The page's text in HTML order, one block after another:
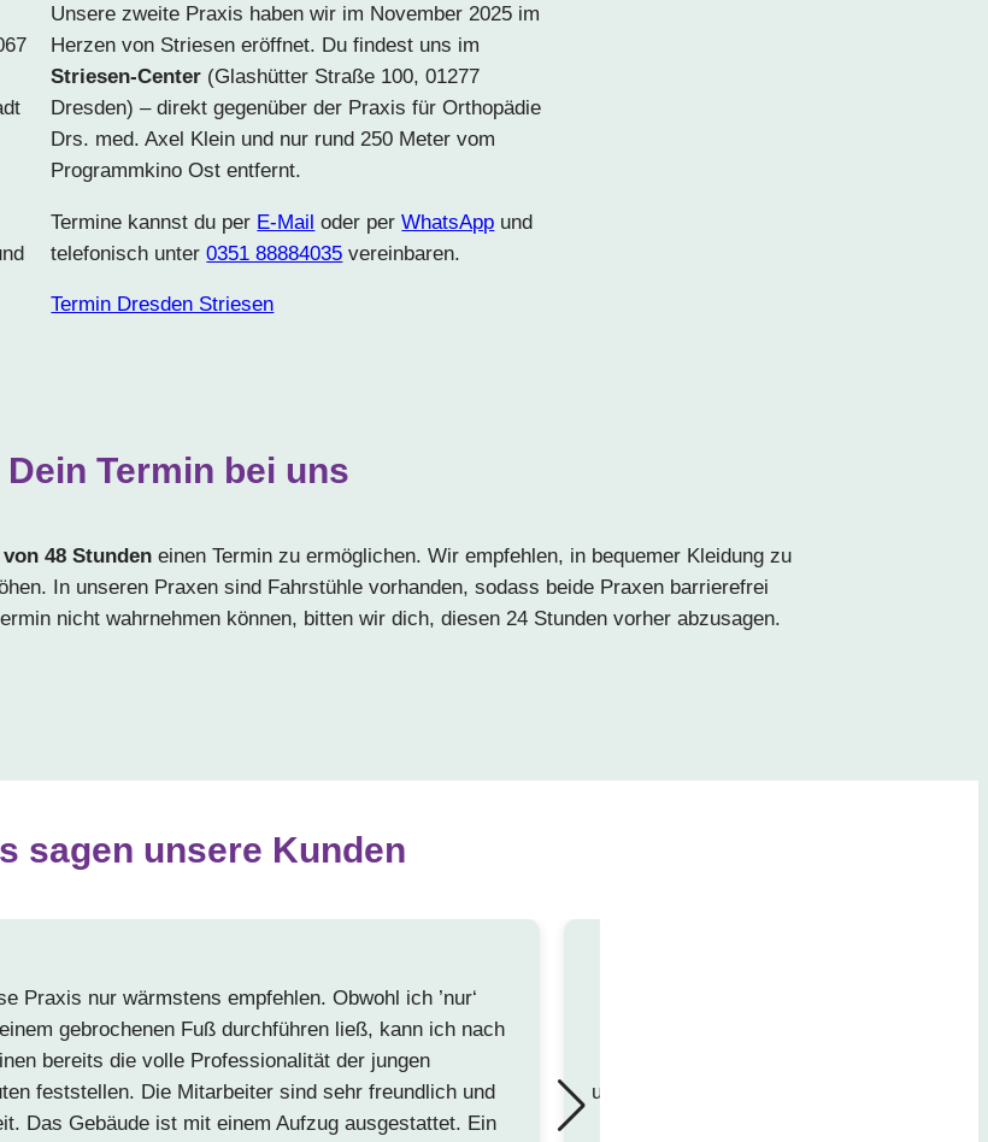
Unsere zweite Praxis haben wir im November 2025 im
Herzen von Striesen eröffnet. Du findest uns im
Striesen-Center (Glashütter Straße 100, 01277
Dresden) – direkt gegenüber der Praxis für Orthopädie
Drs. med. Axel Klein und nur rund 250 Meter vom
Programmkino Ost entfernt.
Termine kannst du per E-Mail oder perWhatsApp und
telefonisch unter0351 88884035 vereinbaren.
Termin Dresden Striesen
Dein Termin bei uns
48 Stunden einen Termin zu ermöglichen. Wir empfehlen, in bequemer Kleidung zu
In unseren Praxen sind Fahrstühle vorhanden, sodass beide Praxen barrierefrei
nicht wahrnehmen können, bitten wir dich, diesen 24 Stunden vorher abzusagen.
sagen unsere Kunden
Praxis nur wärmstens empfehlen. Obwohl ich ’nur‘
gebrochenen Fuß durchführen ließ, kann ich nach
bereits die volle Professionalität der jungen
feststellen. Die Mitarbeiter sind sehr freundlich und
Das Gebäude ist mit einem Aufzug ausgestattet. Ein
und arbeitete sehr effektiv mit mir. Man